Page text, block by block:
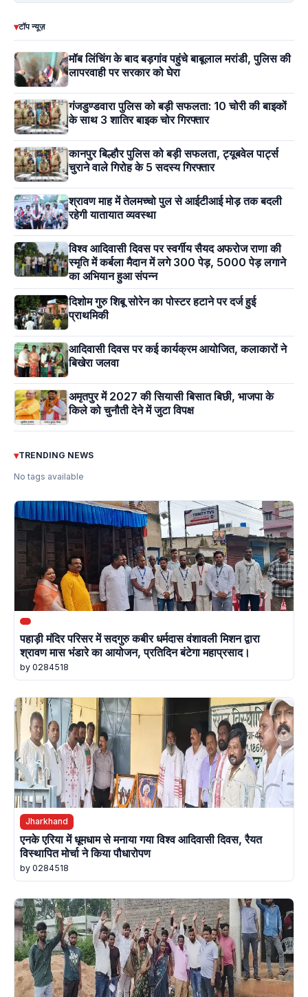
▾टॉप न्यूज़
मॉब लिंचिंग के बाद बड़गांव पहुंचे बाबूलाल मरांडी, पुलिस की
लापरवाही पर सरकार को घेरा
गंजडुण्डवारा पुलिस को बड़ी सफलता: 10 चोरी की बाइकों
के साथ 3 शातिर बाइक चोर गिरफ्तार
कानपुर बिल्हौर पुलिस को बड़ी सफलता, ट्यूबवेल पार्ट्स
चुराने वाले गिरोह के 5 सदस्य गिरफ्तार
श्रावण माह में तेलमच्चो पुल से आईटीआई मोड़ तक बदली
रहेगी यातायात व्यवस्था
विश्व आदिवासी दिवस पर स्वर्गीय सैयद अफरोज राणा की
स्मृति में कर्बला मैदान में लगे 300 पेड़, 5000 पेड़ लगाने
का अभियान हुआ संपन्न
दिशोम गुरु शिबू सोरेन का पोस्टर हटाने पर दर्ज हुई
प्राथमिकी
आदिवासी दिवस पर कई कार्यक्रम आयोजित, कलाकारों ने
बिखेरा जलवा
अमृतपुर में 2027 की सियासी बिसात बिछी, भाजपा के
किले को चुनौती देने में जुटा विपक्ष
▾TRENDING NEWS
No tags available
पहाड़ी मंदिर परिसर में सदगुरु कबीर धर्मदास वंशावली मिशन द्वारा
श्रावण मास भंडारे का आयोजन, प्रतिदिन बंटेगा महाप्रसाद।
by 0284518
Jharkhand
एनके एरिया में धूमधाम से मनाया गया विश्व आदिवासी दिवस, रैयत
विस्थापित मोर्चा ने किया पौधारोपण
by 0284518